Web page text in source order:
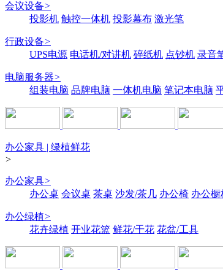
会议设备>
投影机 触控一体机 投影幕布 激光笔
行政设备>
UPS电源 电话机/对讲机 碎纸机 点钞机 录音
电脑服务器>
组装电脑 品牌电脑 一体机电脑 笔记本电脑
办公家具 | 绿植鲜花
>
办公家具>
办公桌 会议桌 茶桌 沙发/茶几 办公椅 办公橱
办公绿植>
花卉绿植 开业花篮 鲜花/干花 花盆/工具